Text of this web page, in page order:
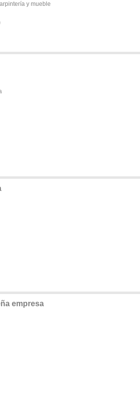
y mueble
empresa